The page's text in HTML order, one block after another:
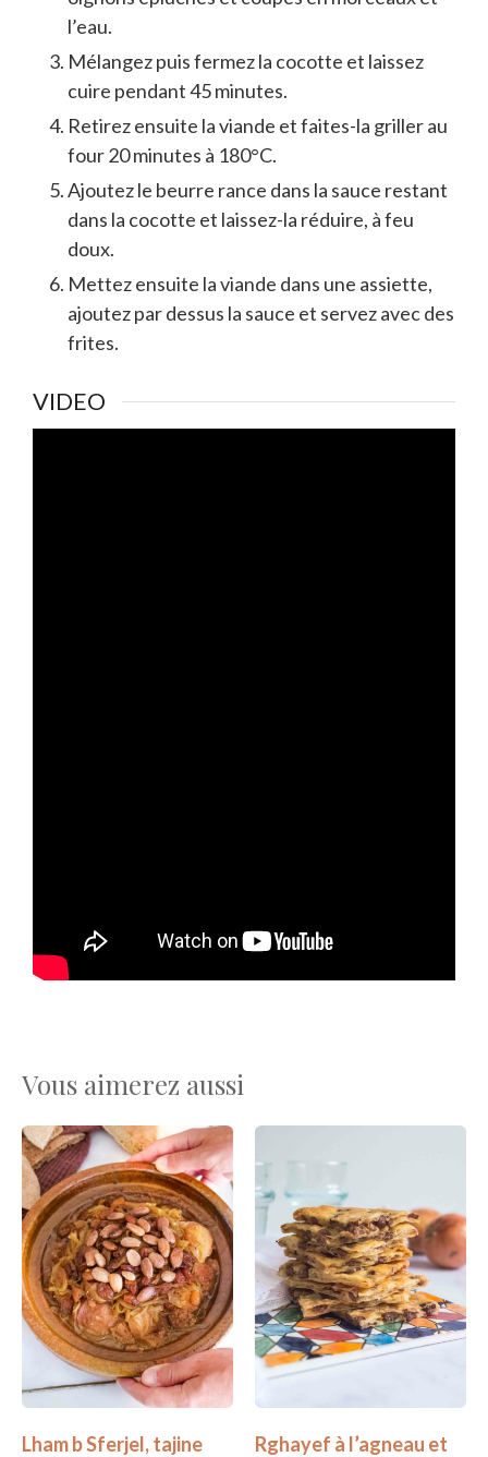
l’eau.
Mélangez puis fermez la cocotte et laissez
cuire pendant 45 minutes.
Retirez ensuite la viande et faites-la griller au
four 20 minutes à 180°C.
Ajoutez le beurre rance dans la sauce restant
dans la cocotte et laissez-la réduire, à feu
doux.
Mettez ensuite la viande dans une assiette,
ajoutez par dessus la sauce et servez avec des
frites.
VIDEO
Vous aimerez aussi
Lham b Sferjel, tajine
Rghayef à l’agneau et